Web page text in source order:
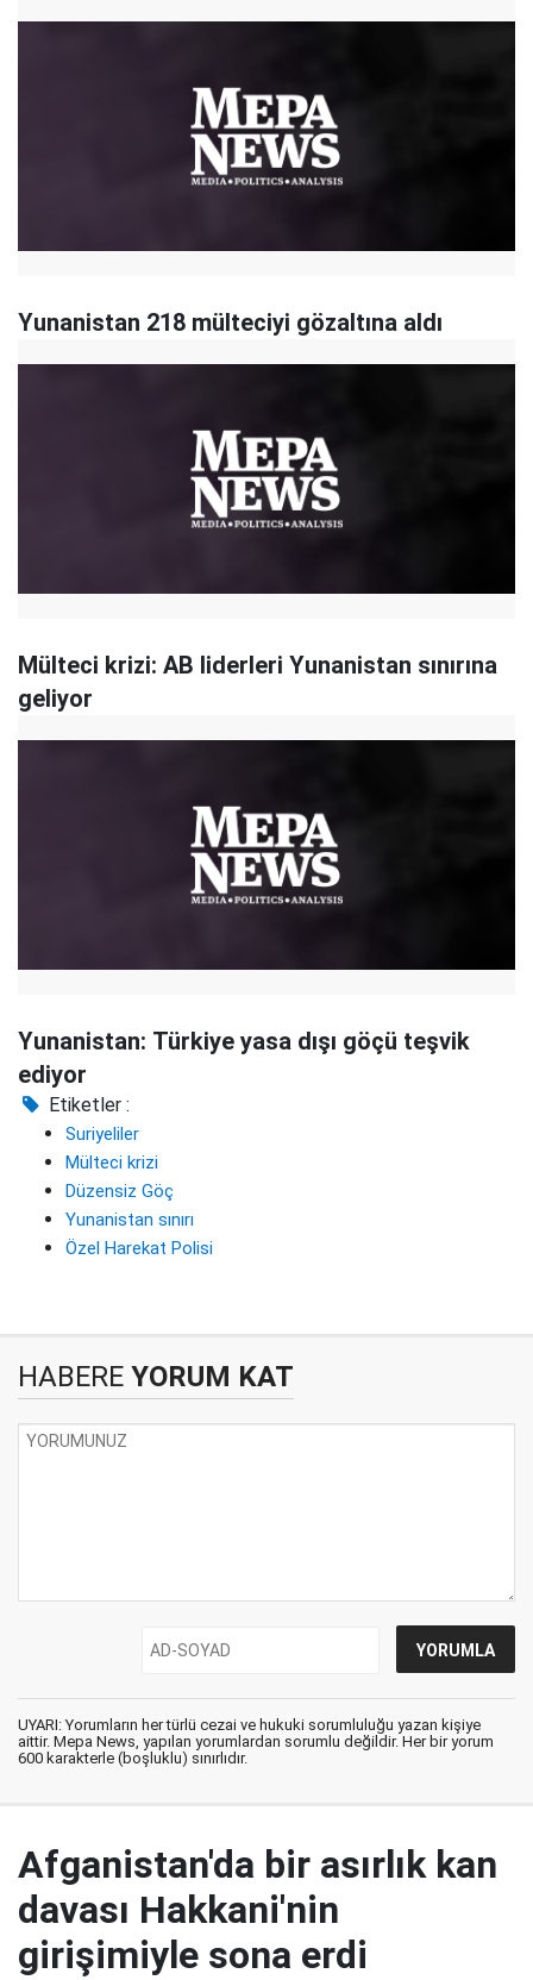
Yunanistan 218 mülteciyi gözaltına aldı
Mülteci krizi: AB liderleri Yunanistan sınırına
geliyor
Yunanistan: Türkiye yasa dışı göçü teşvik
ediyor
Etiketler :
Suriyeliler
Mülteci krizi
Düzensiz Göç
Yunanistan sınırı
Özel Harekat Polisi
HABERE YORUM KAT
UYARI: Yorumların her türlü cezai ve hukuki sorumluluğu yazan kişiye
aittir. Mepa News, yapılan yorumlardan sorumlu değildir. Her bir yorum
600 karakterle (boşluklu) sınırlıdır.
Afganistan'da bir asırlık kan
davası Hakkani'nin
girişimiyle sona erdi